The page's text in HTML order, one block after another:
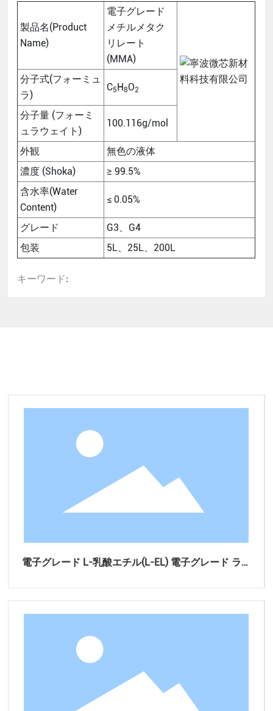
製品名(Product
Name)
電子グレード
メチルメタク
リレート
(MMA)
分子式(フォーミュ
ラ)
C5H8O2
分子量 (フォーミ
ュラウェイト)
100.116g/mol
外観
無色の液体
濃度 (Shoka)
≥ 99.5%
含水率(Water
Content)
≤ 0.05%
グレード
G3、G4
包装
5L、25L、200L
キーワード:
電子グレード L-乳酸エチル(L-EL) 電子グレード ラセ